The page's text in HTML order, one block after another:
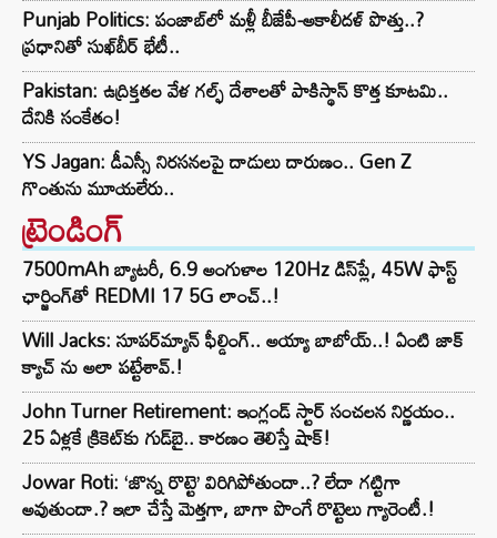
Punjab Politics: పంజాబ్‌లో మళ్లీ బీజేపీ-అకాలీదళ్ పొత్తు..?
ప్రధానితో సుఖ్‌బీర్ భేటీ..
Pakistan: ఉద్రిక్తతల వేళ గల్ఫ్ దేశాలతో పాకిస్థాన్ కొత్త కూటమి..
దేనికి సంకేతం!
YS Jagan: డీఎస్సీ నిరసనలపై దాడులు దారుణం.. Gen Z
గొంతును మూయలేరు..
ట్రెండింగ్‌
7500mAh బ్యాటరీ, 6.9 అంగుళాల 120Hz డిస్‌ప్లే, 45W ఫాస్ట్
ఛార్జింగ్‌తో REDMI 17 5G లాంచ్..!
Will Jacks: సూపర్‌మ్యాన్ ఫీల్డింగ్.. అయ్యా బాబోయ్..! ఏంటి జాక్
క్యాచ్ ను అలా పట్టేశావ్.!
John Turner Retirement: ఇంగ్లండ్ స్టార్ సంచలన నిర్ణయం..
25 ఏళ్లకే క్రికెట్‌కు గుడ్‌బై.. కారణం తెలిస్తే షాక్!
Jowar Roti: ‘జొన్న రొట్టె’ విరిగిపోతుందా..? లేదా గట్టిగా
అవుతుందా.? ఇలా చేస్తే మెత్తగా, బాగా పొంగే రొట్టెలు గ్యారెంటీ.!